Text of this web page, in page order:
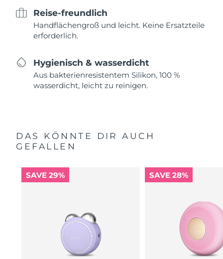
Reise-freundlich
Handflächengroß und leicht. Keine Ersatzteile
erforderlich.
Hygienisch & wasserdicht
Aus bakterienresistentem Silikon, 100 %
wasserdicht, leicht zu reinigen.
DAS KÖNNTE DIR AUCH
GEFALLEN
SAVE 29% SAVE 28%